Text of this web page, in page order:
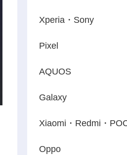
Xperia・Sony
Pixel
AQUOS
Galaxy
Xiaomi・Redmi・
Oppo